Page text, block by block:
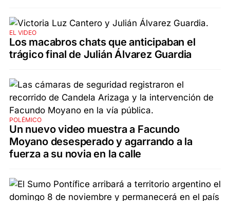
EL VIDEO
Los macabros chats que anticipaban el
trágico final de Julián Álvarez Guardia
POLÉMICO
Un nuevo video muestra a Facundo
Moyano desesperado y agarrando a la
fuerza a su novia en la calle